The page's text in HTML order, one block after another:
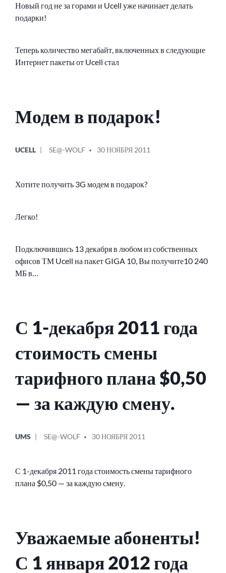
Новый год не за горами и Ucell уже начинает делать
подарки!
Теперь количество мегабайт, включенных в следующие
Интернет пакеты от Ucell стал
Модем в подарок!
В
UCELL
ОТ
SE@-WOLF 30 НОЯБРЯ 2011
Хотите получить 3G модем в подарок?
Легко!
Подключившись 13 декабря в любом из собственных
офисов ТМ Ucell на пакет GIGA 10, Вы получите10 240
МБ в…
С 1-декабря 2011 года
стоимость смены
тарифного плана $0,50
— за каждую смену.
В
UMS
ОТ
SE@-WOLF 30 НОЯБРЯ 2011
С 1-декабря 2011 года стоимость смены тарифного
плана $0,50 — за каждую смену.
Уважаемые абоненты!
С 1 января 2012 года